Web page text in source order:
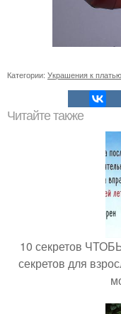
Категории: Украшения к платью
Читайте также
10 секретов
секретов для